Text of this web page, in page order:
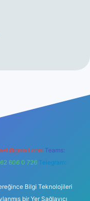
Teams:
606 0 726 Telegram:
Bilgi Teknolojileri
bir Yer Sağlayıcı